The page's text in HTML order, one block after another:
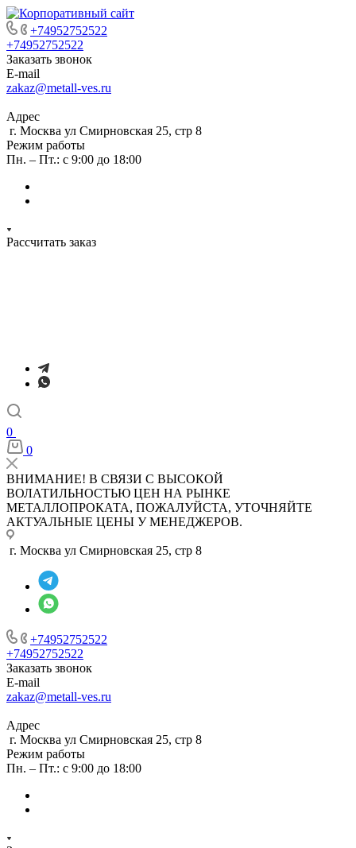
+74952752522
+74952752522
Заказать звонок
E-mail
zakaz@metall-ves.ru
Адрес
г. Москва ул Смирновская 25, стр 8
Режим работы
Пн. – Пт.: с 9:00 до 18:00
Рассчитать заказ
0
0
ВНИМАНИЕ! В СВЯЗИ С ВЫСОКОЙ
ВОЛАТИЛЬНОСТЬЮ ЦЕН НА РЫНКЕ
МЕТАЛЛОПРОКАТА, ПОЖАЛУЙСТА, УТОЧНЯЙТЕ
АКТУАЛЬНЫЕ ЦЕНЫ У МЕНЕДЖЕРОВ.
г. Москва ул Смирновская 25, стр 8
+74952752522
+74952752522
Заказать звонок
E-mail
zakaz@metall-ves.ru
Адрес
г. Москва ул Смирновская 25, стр 8
Режим работы
Пн. – Пт.: с 9:00 до 18:00